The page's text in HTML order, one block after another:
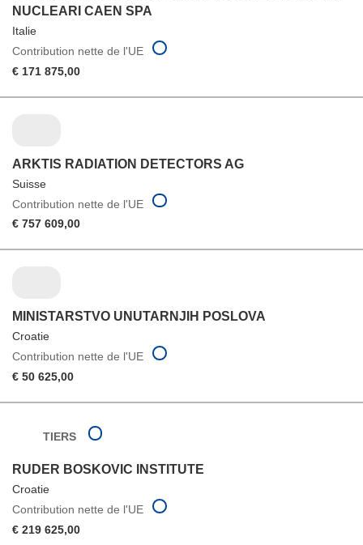
NUCLEARI CAEN SPA
Italie
Contribution nette de l'UE
€ 171 875,00
ARKTIS RADIATION DETECTORS AG
Suisse
Contribution nette de l'UE
€ 757 609,00
MINISTARSTVO UNUTARNJIH POSLOVA
Croatie
Contribution nette de l'UE
€ 50 625,00
TIERS
RUDER BOSKOVIC INSTITUTE
Croatie
Contribution nette de l'UE
€ 219 625,00